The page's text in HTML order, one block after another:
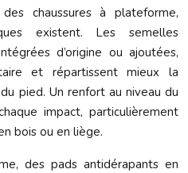
chaussures à plateforme,
existent. Les semelles
d’origine ou ajoutées,
et répartissent mieux la
pied. Un renfort au niveau du
impact, particulièrement
bois ou en liège.
des pads antidérapants en